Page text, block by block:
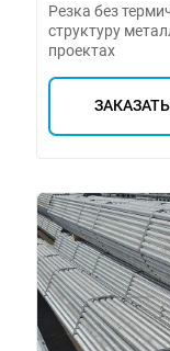
Резка без
структуру
проектах
ЗАКАЗАТЬ